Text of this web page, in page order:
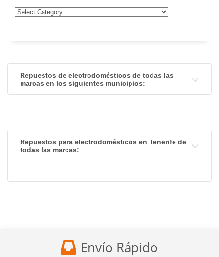
Repuestos de electrodomésticos de todas las
marcas en los siguientes municipios:
Repuestos para electrodomésticos en Tenerife de
todas las marcas:
Envío Rápido